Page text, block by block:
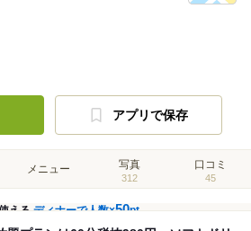
アプリで保存
メニュー 写真
312
口コミ
45
えるディナーで人数×50pt